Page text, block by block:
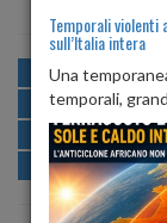
MATTINA
POMERIGGIO
SERA
NOTTE
Temporali violenti
sull’Italia intera
Una
temporali,